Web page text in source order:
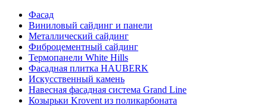
Фасад
Виниловый сайдинг и панели
Металлический сайдинг
Фиброцементный сайдинг
Термопанели White Hills
Фасадная плитка HAUBERK
Искусственный камень
Навесная фасадная система Grand Line
Козырьки Krovent из поликарбоната